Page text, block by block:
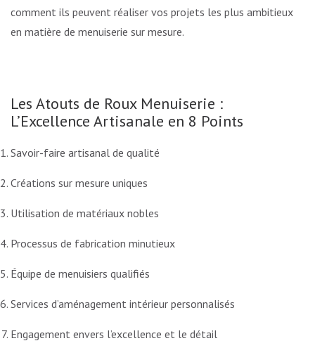
comment ils peuvent réaliser vos projets les plus ambitieux
en matière de menuiserie sur mesure.
Les Atouts de Roux Menuiserie :
L’Excellence Artisanale en 8 Points
Savoir-faire artisanal de qualité
Créations sur mesure uniques
Utilisation de matériaux nobles
Processus de fabrication minutieux
Équipe de menuisiers qualifiés
Services d’aménagement intérieur personnalisés
Engagement envers l’excellence et le détail